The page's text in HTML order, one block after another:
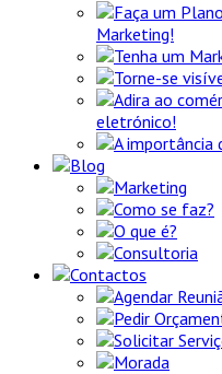
Faça um
Marketing!
Tenha um
Torne-se
Adira ao
eletrónico!
A importância
Blog
Marketing
Como se faz?
O que é?
Consultoria
Contactos
Agendar
Pedir
Solicitar
Morada